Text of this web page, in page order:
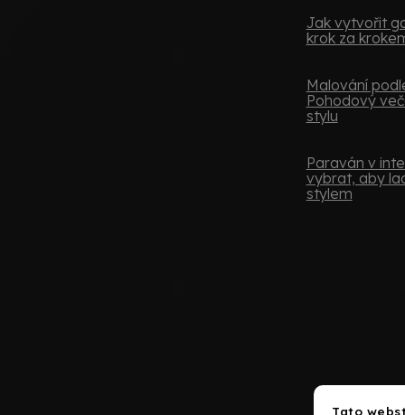
Tato
Jak vytvořit
krok za
Malování
Pohodový
stylu
Paraván v
vybrat, aby
stylem